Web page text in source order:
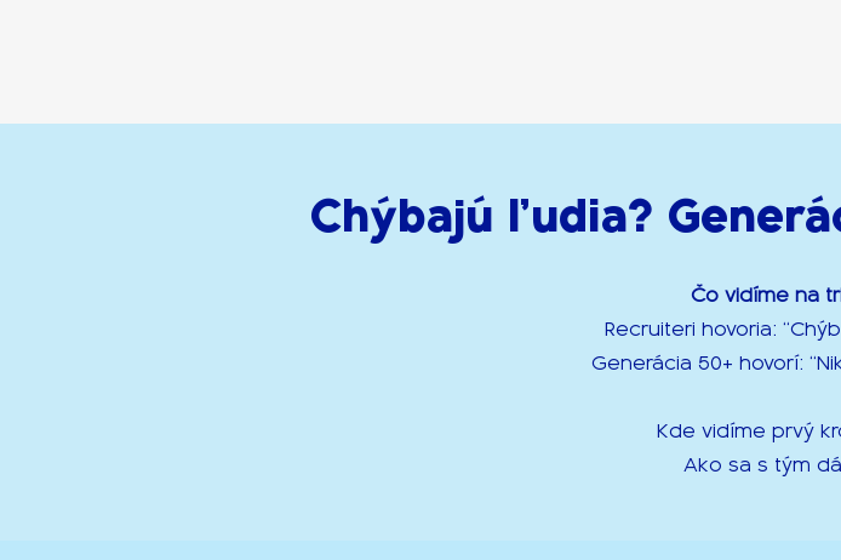
Chýbajú ľudia?
Čo vidíme na
Recruiteri hovoria:
Generácia 50+ hovorí:
Kde vidíme prvý
Ako sa s tým